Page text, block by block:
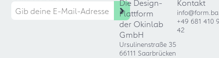
Die Design-
Plattform
der Okinlab
GmbH
Ursulinenstraße 35
66111 Saarbrücken
Kontakt
+49 681 410
42